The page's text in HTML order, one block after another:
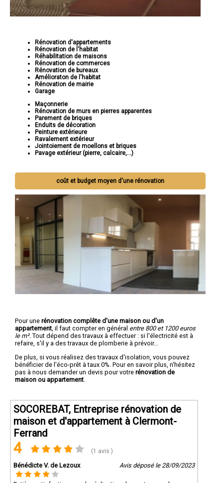
Rénovation d'appartements
Rénovation de l'habitat
Réhabilitation de maisons
Rénovation de commerces
Rénovation de bureaux
Amélioraton de l'habitat
Rénovation de mairie
Garage
Maçonnerie
Rénovation de murs en pierres apparentes
Parement de briques
Enduits de décoration
Peinture extérieure
Ravalement extérieur
Jointoiement de moellons et briques
Pavage extérieur (pierre, calcaire,...)
coût et budget moyen d'une rénovation
Pour une rénovation complête d'une maison ou d'un
appartement , il faut compter en général entre 800 et 1200 euros
le m². Tout dépend des travaux à effectuer : si l'électricité est à
refaire, s'il y a des travaux de plomberie à prévoir...
De plus, si vous réalisez des travaux d'isolation, vous pouvez
bénéficier de l'éco-prêt à taux 0%. Pour en savoir plus, n'hésitez
pas à nous demander un devis pour votre rénovation de
maison ou appartement
SOCOREBAT, Entreprise rénovation de
maison et d'appartement à Clermont-
Ferrand
4 (1 avis )
Bénédicte V. de Lezoux Avis déposé le 28/09/2023